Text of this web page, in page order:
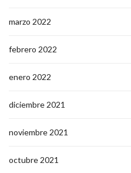
marzo 2022
febrero 2022
enero 2022
diciembre 2021
noviembre 2021
octubre 2021